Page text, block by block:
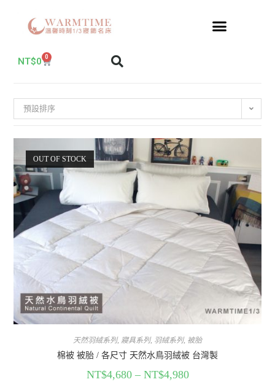
NT$0 0
預設排序
OUT OF STOCK
天然羽絨系列, 寢具系列, 羽絨系列, 被胎
棉被 被胎 / 各尺寸 天然水鳥羽絨被 台灣製
NT$4,680– NT$4,980